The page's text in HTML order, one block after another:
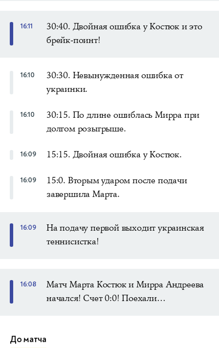
16:11
30:40. Двойная ошибка у Костюк и это
брейк-поинт!
16:10
30:30. Невынужденная ошибка от
украинки.
16:10
30:15. По длине ошиблась Мирра при
долгом розыгрыше.
16:09 15:15. Двойная ошибка у Костюк.
16:09
15:0. Вторым ударом после подачи
завершила Марта.
16:09
На подачу первой выходит украинская
теннисистка!
16:08
Матч Марта Костюк и Мирра Андреева
начался! Счет 0:0! Поехали…
До матча